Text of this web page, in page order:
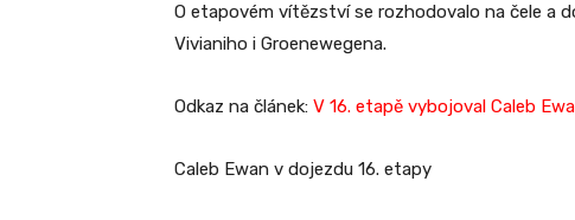
O etapovém vítězství se rozhodovalo na čele a
Vivianiho i Groenewegena.
Odkaz na článek: V 16. etapě vybojoval Caleb
Caleb Ewan v dojezdu 16. etapy